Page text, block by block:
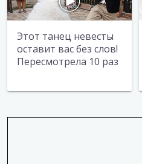
Этот танец невесты
оставит вас без слов!
Пересмотрела 10 раз